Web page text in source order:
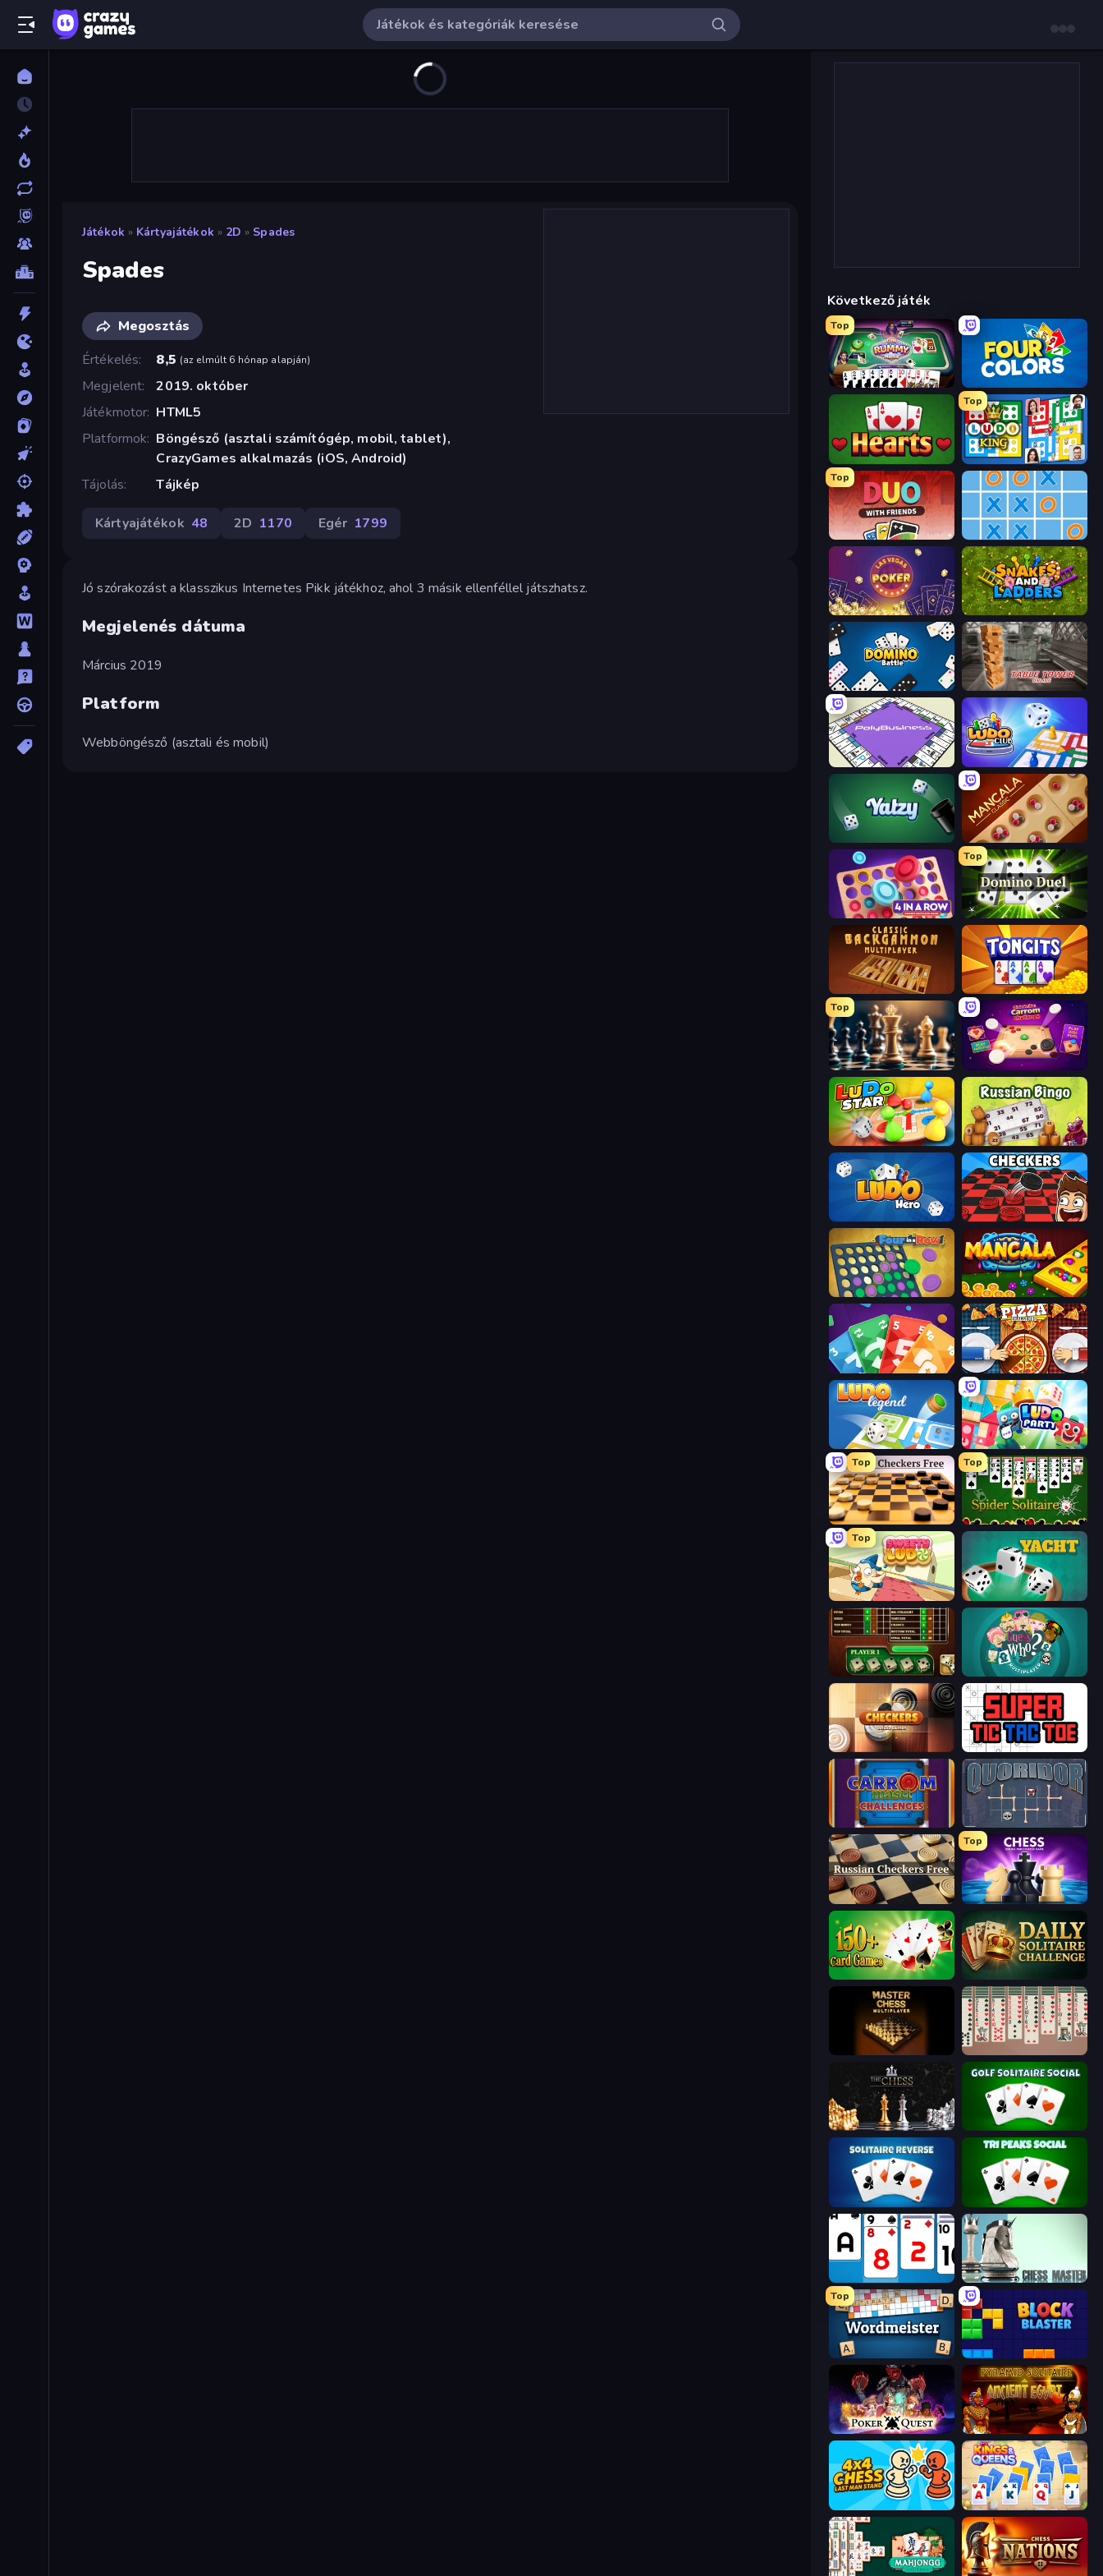
Játékok » Kártyajátékok » 2D » Spades
Spades
Megosztás
Értékelés
8,5 (az elmúlt 6 hónap alapján)
Megjelent
2019. október
Játékmotor HTML5
Platformok Böngésző (asztali számítógép, mobil, tablet),
CrazyGames alkalmazás (iOS, Android)
Tájolás
Tájkép
Kártyajátékok 48 2D 1170 Egér 1799
Jó szórakozást a klasszikus Internetes Pikk játékhoz, ahol 3 másik ellenféllel játszhatsz.
Megjelenés dátuma
Március 2019
Platform
Webböngésző (asztali és mobil)
Következő játék
Top
Gin Rummy Mania
Hearts: Classic
Top
Ludo King
Top
DUO With Friends Tic Tac Toe Online
Las Vegas Poker Snakes and Ladders
Domino Battle Table Tower Online
PolyBusiness (Unofficial Monopoly) Ludo Club
Mancala Classic
Connect 4 Online Multiplayer
Top
Domino Duel
Backgammon Online Tongits
Top
Chess Free
Ludo Star League Russian Bingo
Checkers & Draughts Multiplayer
Four in a Row Mancala Online
Foono Online Multiplayer Pizza Challenge
Ludo Legend Ludo Party
Top
English Checkers Free
Top
Spider Solitaire
Top
Sweety Ludo Yacht
Yahtzee Online Guess Who Online
Super Tic Tac Toe
Quoridor Online
Russian Checkers Free
Top
Chess Online Multiplayer
Master Chess Spider Solitaire 2 Suits
The Chess Golf Solitaire
Solitaire Reverse Tri Peaks Social
Social Solitaire Chess Master
Top
Wordmeister Block Blaster
Poker Quest Pyramid Solitaire Ancient Egypt
4x4 Chess: Last Man Stand Kings and Queens Solitaire TriPeaks